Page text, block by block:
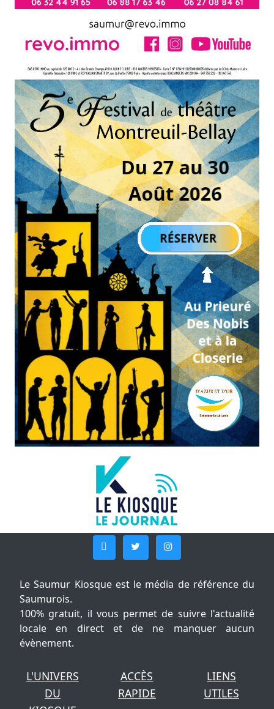
Le Saumur Kiosque est le média de référence du
Saumurois.
100% gratuit, il vous permet de suivre l'actualité
locale en direct et de ne manquer aucun
évènement.
L'UNIVERS
DU
ACCÈS
RAPIDE
LIENS
UTILES